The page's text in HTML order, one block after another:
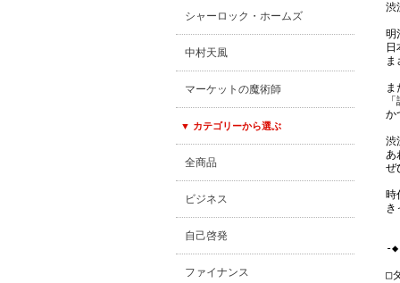
シャーロック・ホームズ
中村天風
マーケットの魔術師
▼ カテゴリーから選ぶ
全商品
ビジネス
自己啓発
ファイナンス
渋
明
ま
か
渋
あ
ぜ
時
き
-
□